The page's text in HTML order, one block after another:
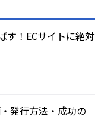
す！ECサイトに絶対
発行方法・成功の